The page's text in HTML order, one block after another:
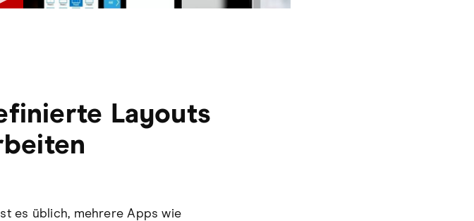
Layouts
es üblich, mehrere Apps wie